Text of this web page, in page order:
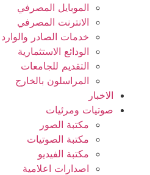
الموبايل المصرفي
الانترنت المصرفي
خدمات الصادر والوارد
الودائع الاستثمارية
التقديم للجامعات
المراسلون بالخارج
ومرئيات
مكتبة الصور
مكتبة الصوتيات
مكتبة الفيديو
اصدارات اعلامية